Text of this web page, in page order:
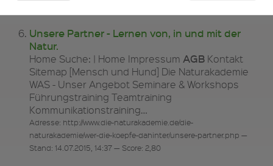
Unsere Partner - Lernen von, in und mit der
Natur.
Home Suche: | Home Impressum AGBKontakt
Sitemap [Mensch und Hund] Die Naturakademie
WAS - Unser Angebot Seminare & Workshops
Führungstraining Teamtraining
Kommunikationstraining…
Adresse: http://www.die-naturakademie.de/die-
naturakademie/wer-die-koepfe-dahinter/unsere-partner.php —
Stand: 14.07.2015, 14:37 — Score: 2,80